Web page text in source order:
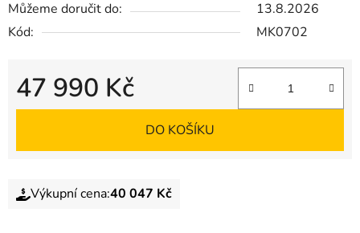
Můžeme doručit do:
13.8.2026
Kód:
MK0702
47 990 Kč
DO KOŠÍKU
Výkupní cena:40 047 Kč